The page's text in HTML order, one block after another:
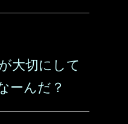
大切にして
ーんだ？